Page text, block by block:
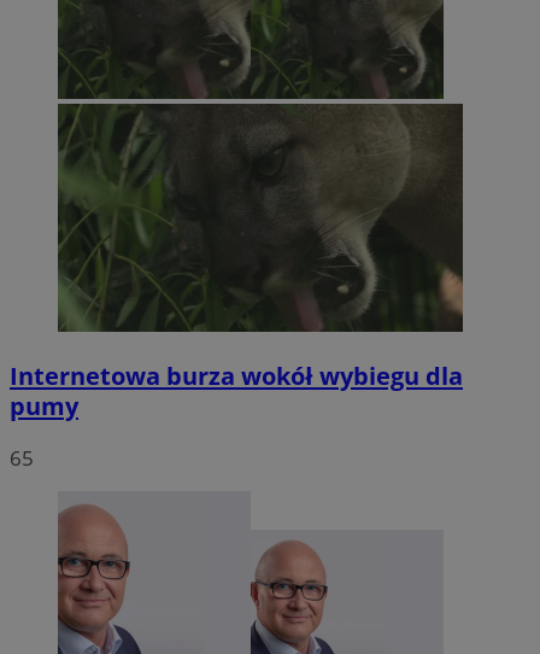
Internetowa burza wokół wybiegu dla
pumy
65